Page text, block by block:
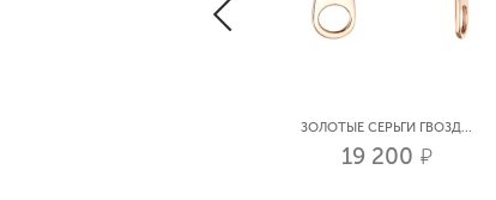
ЗОЛОТЫЕ СЕРЬГИ ГВОЗД...
19 200 р.